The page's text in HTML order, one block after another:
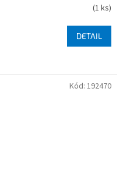
(1 ks)
DETAIL
Kód: 192470